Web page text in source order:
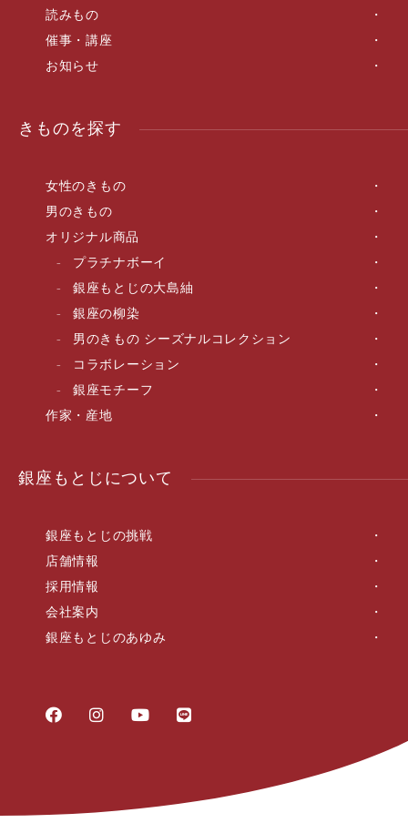
読みもの
催事・講座
お知らせ
きものを探す
女性のきもの
男のきもの
オリジナル商品
プラチナボーイ
銀座もとじの大島紬
銀座の柳染
男のきもの シーズナルコレクション
コラボレーション
銀座モチーフ
作家・産地
銀座もとじについて
銀座もとじの挑戦
店舗情報
採用情報
会社案内
銀座もとじのあゆみ